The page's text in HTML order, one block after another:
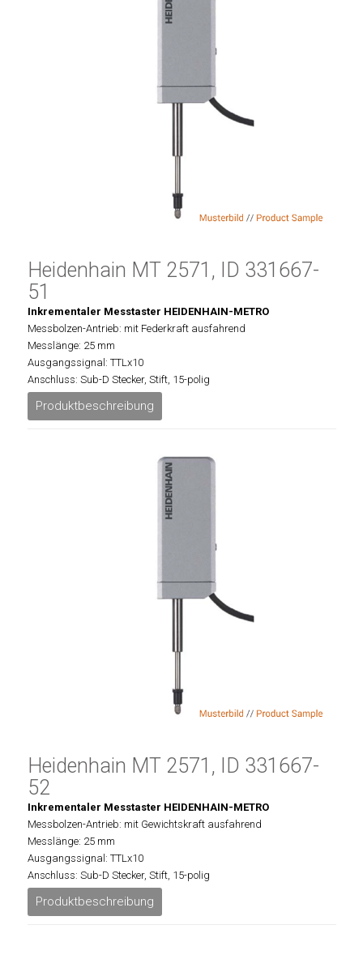
Heidenhain MT 2571, ID 331667-
51
Inkrementaler Messtaster HEIDENHAIN-METRO
Messbolzen-Antrieb: mit Federkraft ausfahrend
Messlänge: 25 mm
Ausgangssignal: TTLx10
Anschluss: Sub-D Stecker, Stift, 15-polig
Produktbeschreibung
Heidenhain MT 2571, ID 331667-
52
Inkrementaler Messtaster HEIDENHAIN-METRO
Messbolzen-Antrieb: mit Gewichtskraft ausfahrend
Messlänge: 25 mm
Ausgangssignal: TTLx10
Anschluss: Sub-D Stecker, Stift, 15-polig
Produktbeschreibung